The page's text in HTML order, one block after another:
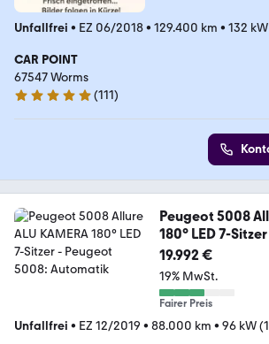
Unfallfrei • EZ 06/2018• 129.400 km • 132
CAR POINT
67547 Worms
4.8 Sterne
(111)
Peugeot 5008
180° LED 7-Sitzer
19.992 €
19% MwSt.
Fairer Preis
Unfallfrei • EZ 12/2019 • 88.000 km • 96 kW